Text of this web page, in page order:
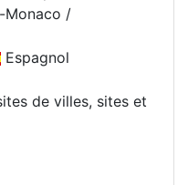
Monaco /
Espagnol
de villes, sites et